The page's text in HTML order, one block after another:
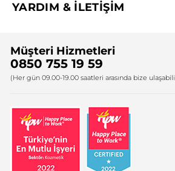
Yves Rocher Vakfı
YARDIM & İLETİŞİM
Bize Ulaşın
Firma Bilgileri
Müşteri Hizmetleri
0850 755 19 59
(Her gün 09.00-19.00 saatleri arasında bize